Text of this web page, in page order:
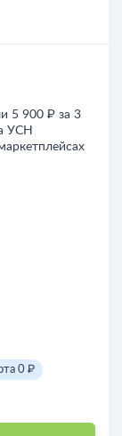
5 900 ₽ за 3
0 ₽